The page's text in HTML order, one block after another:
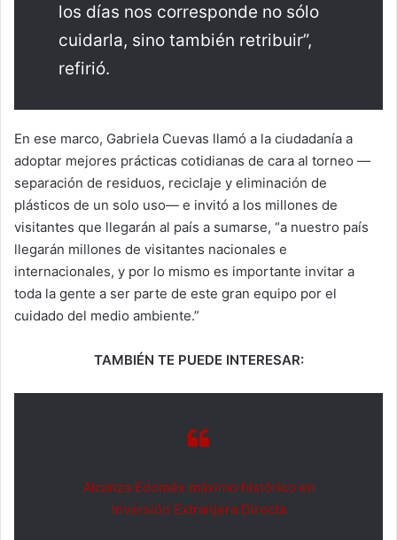
los días nos corresponde no sólo
cuidarla, sino también retribuir”,
refirió.
En ese marco, Gabriela Cuevas llamó a la ciudadanía a
adoptar mejores prácticas cotidianas de cara al torneo —
separación de residuos, reciclaje y eliminación de
plásticos de un solo uso— e invitó a los millones de
visitantes que llegarán al país a sumarse, “a nuestro país
llegarán millones de visitantes nacionales e
internacionales, y por lo mismo es importante invitar a
toda la gente a ser parte de este gran equipo por el
cuidado del medio ambiente.”
TAMBIÉN TE PUEDE INTERESAR:
Alcanza Edoméx máximo histórico en
Inversión Extranjera Directa